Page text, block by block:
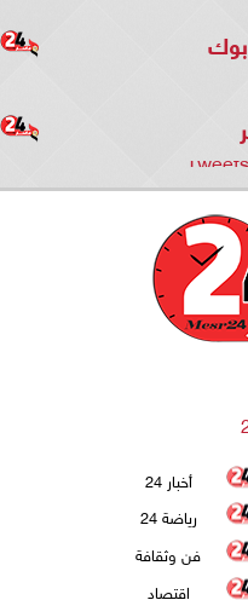
أخبار 24
رياضة 24
فن وثقافة
اقتصاد